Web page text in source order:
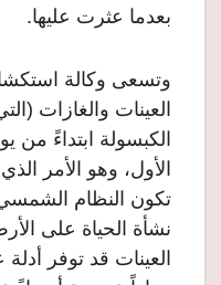
بعدما عثرت عليها.
وتسعى وكالة
العينات والغازات
الأول، وهو الأمر
تكون النظام الشمسي
نشأة الحياة على
العينات قد توفر